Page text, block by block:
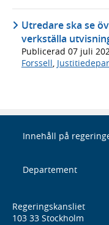
Utredare ska se
verkställa
Publicerad 07 juli
Forssell,
Innehåll på
Departement
Regeringskansliet
103 33 Stockholm